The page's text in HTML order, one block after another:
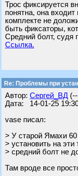
Трос фиксируется
понятна, она
комплекте не
быть фиксаторы,
Средний болт, судя
Ссылка.
Re: Проблемы при
Автор: Сергей_ВД
Дата: 14-01-25
vase писал:
> У старой Ямахи
> установить на
> средний болт не
Там вроде все